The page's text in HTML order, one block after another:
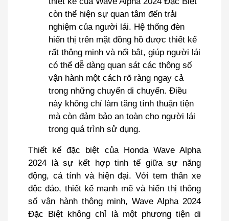
còn thể hiện sự quan tâm đến trải
nghiệm của người lái. Hệ thống đèn
hiển thị trên mặt đồng hồ được thiết kế
rất thông minh và nổi bật, giúp người lái
có thể dễ dàng quan sát các thông số
vận hành một cách rõ ràng ngay cả
trong những chuyến di chuyển. Điều
này không chỉ làm tăng tính thuận tiện
mà còn đảm bảo an toàn cho người lái
trong quá trình sử dụng.
Thiết kế đặc biệt của Honda Wave Alpha
2024 là sự kết hợp tinh tế giữa sự năng
động, cá tính và hiện đại. Với tem thân xe
độc đáo, thiết kế mạnh mẽ và hiển thị thông
số vận hành thông minh, Wave Alpha 2024
Đặc Biệt không chỉ là một phương tiện di